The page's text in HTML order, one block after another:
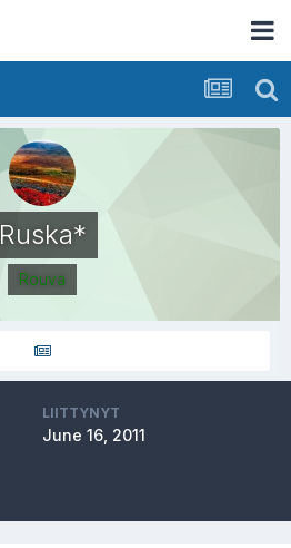
Ruska*
Rouva
LIITTYNYT
June 16, 2011